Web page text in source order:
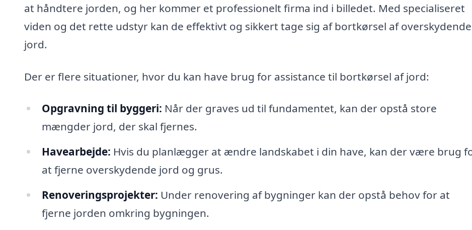
at håndtere jorden, og her kommer et professionelt firma ind i billedet. Med specialiseret
viden og det rette udstyr kan de effektivt og sikkert tage sig af bortkørsel af overskydende
jord.
Der er flere situationer, hvor du kan have brug for assistance til bortkørsel af jord:
Opgravning til byggeri: Når der graves ud til fundamentet, kan der opstå store
mængder jord, der skal fjernes.
Havearbejde: Hvis du planlægger at ændre landskabet i din have, kan der være brug
at fjerne overskydende jord og grus.
Renoveringsprojekter: Under renovering af bygninger kan der opstå behov for at
fjerne jorden omkring bygningen.